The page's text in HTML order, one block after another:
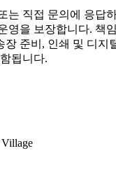
는 직접 문의에 응답
영을 보장합니다. 책
장 준비, 인쇄 및 디지
됩니다.